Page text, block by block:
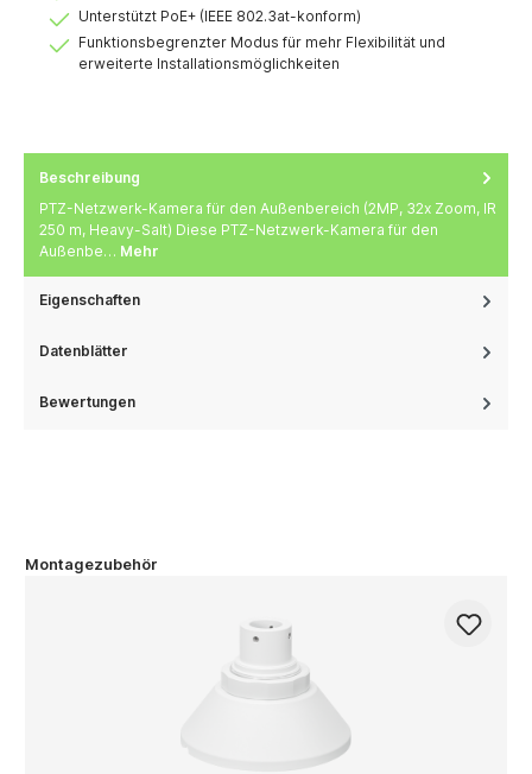
Unterstützt PoE+ (IEEE 802.3at-konform)
Funktionsbegrenzter Modus für mehr Flexibilität und
erweiterte Installationsmöglichkeiten
Beschreibung
PTZ-Netzwerk-Kamera für den Außenbereich (2MP, 32x Zoom, IR
250 m, Heavy-Salt) Diese PTZ-Netzwerk-Kamera für den
Außenbe… Mehr
Eigenschaften
Datenblätter
Bewertungen
Montagezubehör